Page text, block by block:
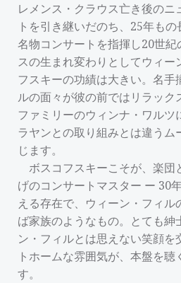
レメンス・クラウス亡き後のニ
トを引き継いだのち、25年も
名物コンサートを指揮し20世
スの生まれ変わりとしてウィー
フスキーの功績は大きい。名手
ルの面々が彼の前ではリラック
ファミリーのウィンナ・ワルツ
ラヤンとの取り組みとは違うム
じます。
ボスコフスキーこそが、楽団
げのコンサートマスター ー 30
える存在で、ウィーン・フィ
ば家族のようなもの。とても紳
ン・フィルとは思えない笑顔を
トホームな雰囲気が、本盤を聴
す。